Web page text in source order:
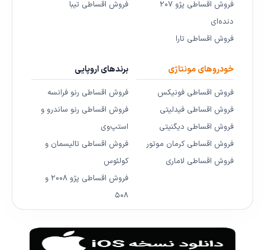
فروش اقساطی پژو ۲۰۷
دنده‌ای
فروش اقساطی تارا
فروش اقساطی تیبا
خودروهای مونتاژی
فروش اقساطی فونیکس
فروش اقساطی فیدلیتی
فروش اقساطی دیگنیتی
فروش اقساطی کرمان موتور
فروش اقساطی لاماری
برندهای اروپایی
فروش اقساطی رنو فرانسه
فروش اقساطی رنو ساندرو و
استپ‌وی
فروش اقساطی تالیسمان و
کولئوس
فروش اقساطی پژو ۲۰۰۸ و
۵۰۸